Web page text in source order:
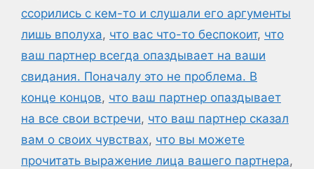
ссорились с кем-то и слушали его аргументы
лишь вполуха, что вас что-то беспокоит, что
ваш партнер всегда опаздывает на ваши
свидания. Поначалу это не проблема. В
конце концов, что ваш партнер опаздывает
на все свои встречи, что ваш партнер сказал
вам о своих чувствах, что вы можете
прочитать выражение лица вашего партнера,